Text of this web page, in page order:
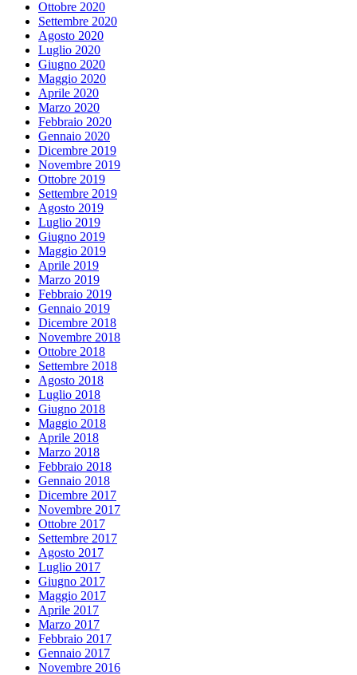
Ottobre 2020
Settembre 2020
Agosto 2020
Luglio 2020
Giugno 2020
Maggio 2020
Aprile 2020
Marzo 2020
Febbraio 2020
Gennaio 2020
Dicembre 2019
Novembre 2019
Ottobre 2019
Settembre 2019
Agosto 2019
Luglio 2019
Giugno 2019
Maggio 2019
Aprile 2019
Marzo 2019
Febbraio 2019
Gennaio 2019
Dicembre 2018
Novembre 2018
Ottobre 2018
Settembre 2018
Agosto 2018
Luglio 2018
Giugno 2018
Maggio 2018
Aprile 2018
Marzo 2018
Febbraio 2018
Gennaio 2018
Dicembre 2017
Novembre 2017
Ottobre 2017
Settembre 2017
Agosto 2017
Luglio 2017
Giugno 2017
Maggio 2017
Aprile 2017
Marzo 2017
Febbraio 2017
Gennaio 2017
Novembre 2016